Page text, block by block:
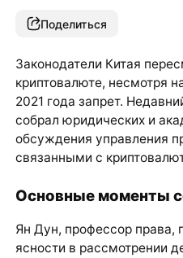
Поделиться
Законодатели Китая
криптовалюте, несмотря
2021 года запрет.
собрал юридических и
обсуждения управления
связанными с
Основные моменты
Ян Дун, профессор права,
ясности в рассмотрении